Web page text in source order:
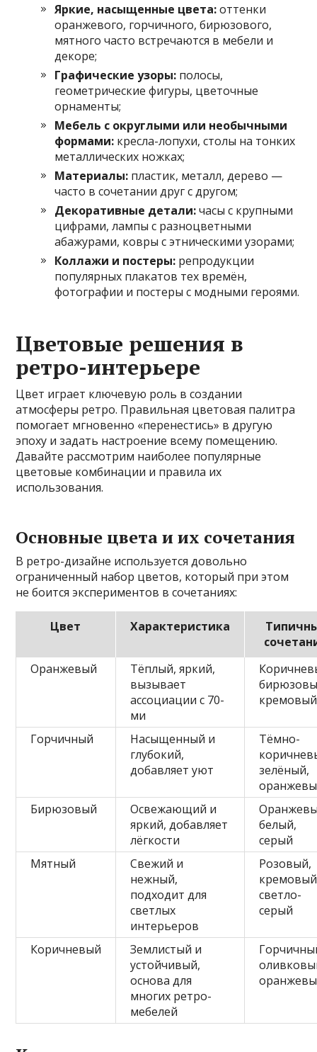
Яркие, насыщенные цвета:оттенки
оранжевого, горчичного, бирюзового,
мятного часто встречаются в мебели и
декоре;
Графические узоры: полосы,
геометрические фигуры, цветочные
орнаменты;
Мебель с округлыми или необычными
формами: кресла-лопухи, столы на тонких
металлических ножках;
Материалы: пластик, металл, дерево —
часто в сочетании друг с другом;
Декоративные детали:часы с крупными
цифрами, лампы с разноцветными
абажурами, ковры с этническими узорами;
Коллажи и постеры: репродукции
популярных плакатов тех времён,
фотографии и постеры с модными героями.
Цветовые решения в
ретро-интерьере
Цвет играет ключевую роль в создании
атмосферы ретро. Правильная цветовая палитра
помогает мгновенно «перенестись» в другую
эпоху и задать настроение всему помещению.
Давайте рассмотрим наиболее популярные
цветовые комбинации и правила их
использования.
Основные цвета и их сочетания
В ретро-дизайне используется довольно
ограниченный набор цветов, который при этом
не боится экспериментов в сочетаниях:
Цвет Характеристика
Оранжевый
Тёплый, яркий,
вызывает
ассоциации с 70-
ми
кремовый
Горчичный
Насыщенный и
глубокий,
добавляет уют
Тёмно-
зелёный,
Бирюзовый
Освежающий и
яркий, добавляет
лёгкости
белый,
серый
Мятный
Свежий и
нежный,
подходит для
светлых
интерьеров
Розовый,
светло-
серый
Коричневый
Землистый и
устойчивый,
основа для
многих ретро-
мебелей